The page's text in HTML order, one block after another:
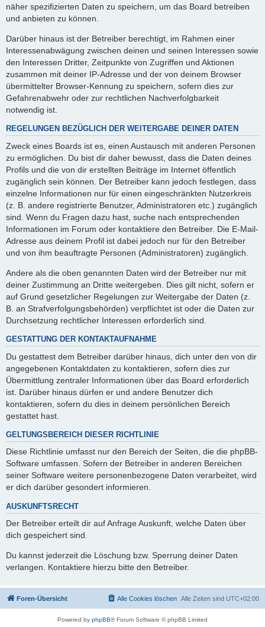
näher spezifizierten Daten zu speichern, um das Board betreiben
und anbieten zu können.
Darüber hinaus ist der Betreiber berechtigt, im Rahmen einer
Interessenabwägung zwischen deinen und seinen Interessen sowie
den Interessen Dritter, Zeitpunkte von Zugriffen und Aktionen
zusammen mit deiner IP-Adresse und der von deinem Browser
übermittelter Browser-Kennung zu speichern, sofern dies zur
Gefahrenabwehr oder zur rechtlichen Nachverfolgbarkeit
notwendig ist.
REGELUNGEN BEZÜGLICH DER WEITERGABE DEINER DATEN
Zweck eines Boards ist es, einen Austausch mit anderen Personen
zu ermöglichen. Du bist dir daher bewusst, dass die Daten deines
Profils und die von dir erstellten Beiträge im Internet öffentlich
zugänglich sein können. Der Betreiber kann jedoch festlegen, dass
einzelne Informationen nur für einen eingeschränkten Nutzerkreis
(z. B. andere registrierte Benutzer, Administratoren etc.) zugänglich
sind. Wenn du Fragen dazu hast, suche nach entsprechenden
Informationen im Forum oder kontaktiere den Betreiber. Die E-Mail-
Adresse aus deinem Profil ist dabei jedoch nur für den Betreiber
und von ihm beauftragte Personen (Administratoren) zugänglich.
Andere als die oben genannten Daten wird der Betreiber nur mit
deiner Zustimmung an Dritte weitergeben. Dies gilt nicht, sofern er
auf Grund gesetzlicher Regelungen zur Weitergabe der Daten (z.
B. an Strafverfolgungsbehörden) verpflichtet ist oder die Daten zur
Durchsetzung rechtlicher Interessen erforderlich sind.
GESTATTUNG DER KONTAKTAUFNAHME
Du gestattest dem Betreiber darüber hinaus, dich unter den von dir
angegebenen Kontaktdaten zu kontaktieren, sofern dies zur
Übermittlung zentraler Informationen über das Board erforderlich
ist. Darüber hinaus dürfen er und andere Benutzer dich
kontaktieren, sofern du dies in deinem persönlichen Bereich
gestattet hast.
GELTUNGSBEREICH DIESER RICHTLINIE
Diese Richtlinie umfasst nur den Bereich der Seiten, die die phpBB-
Software umfassen. Sofern der Betreiber in anderen Bereichen
seiner Software weitere personenbezogene Daten verarbeitet, wird
er dich darüber gesondert informieren.
AUSKUNFTSRECHT
Der Betreiber erteilt dir auf Anfrage Auskunft, welche Daten über
dich gespeichert sind.
Du kannst jederzeit die Löschung bzw. Sperrung deiner Daten
verlangen. Kontaktiere hierzu bitte den Betreiber.
Foren-Übersicht Alle Zeiten sind UTC+02:00
Alle Cookies löschen
Powered by phpBB® Forum Software © phpBB Limited